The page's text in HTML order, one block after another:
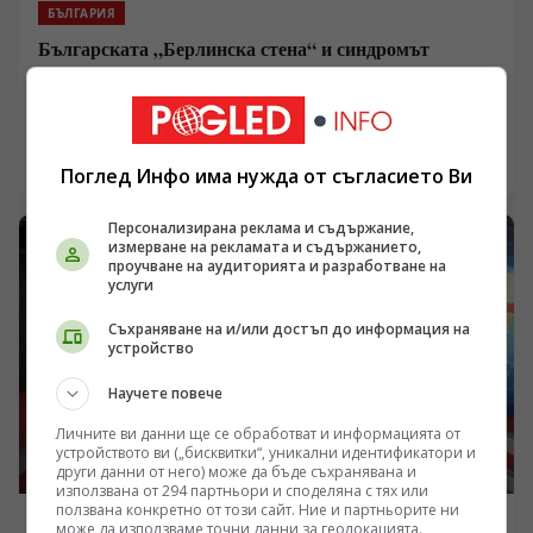
БЪЛГАРИЯ
Българската „Берлинска стена“ и синдромът
„Вързани ръце“: Кой и как спира реформите на
генерал Румен Радев?
/Поглед.инфо/ (Защо синдромът „Вързани ръце“ е
обективна реалност?) Усилията за демонтаж на
стратегическа визия и воля на правителството и
реформи, а заради перфектно конструираната и
използвана геополитическа и икономическа матрица
за блокиране на българския преход към демокрация и
04.08.2026 07:08
БЪЛГАРИЯ
Поглед Инфо има нужда от съгласието Ви
Персонализирана реклама и съдържание,
измерване на рекламата и съдържанието,
проучване на аудиторията и разработване на
услуги
Съхраняване на и/или достъп до информация на
устройство
Научете повече
Личните ви данни ще се обработват и информацията от
устройството ви („бисквитки“, уникални идентификатори и
други данни от него) може да бъде съхранявана и
използвана от 294 партньори и споделяна с тях или
ползвана конкретно от този сайт. Ние и партньорите ни
може да използваме точни данни за геолокацията.